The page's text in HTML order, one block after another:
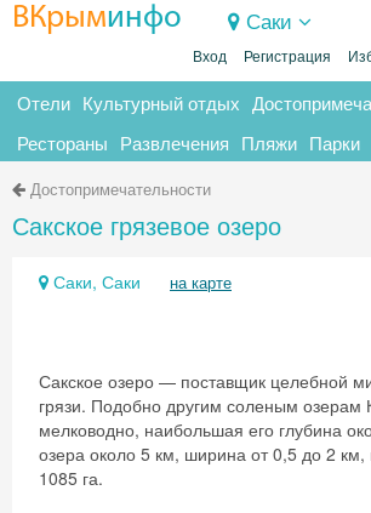
ВКрыминфо Саки
Вход Регистрация
Отели Культурный отдых
Рестораны Развлечения Пляжи Парки
Достопримечательности
Сакское грязевое озеро
Саки, Саки на карте
Сакское озеро — поставщик целебной
грязи. Подобно другим соленым
мелководно, наибольшая его глубина
озера около 5 км, ширина от 0,5 до 2
1085 га.